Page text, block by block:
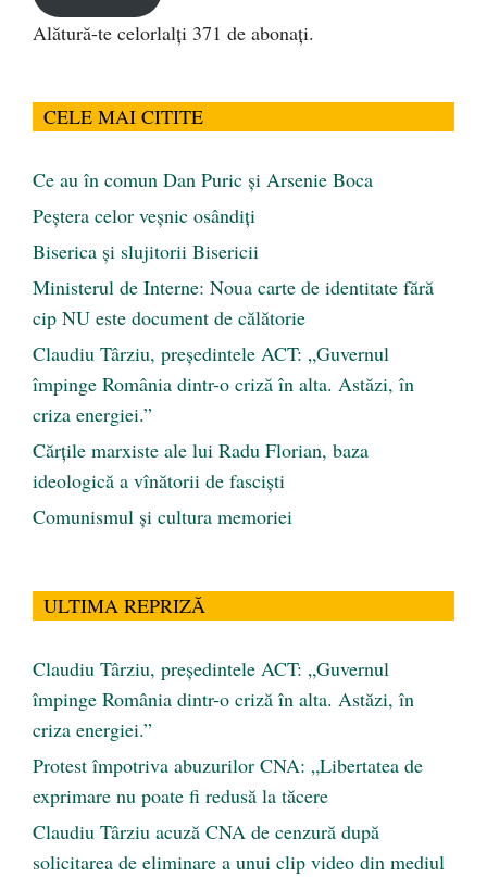
Alătură-te celorlalți 371 de abonați.
CELE MAI CITITE
Ce au în comun Dan Puric şi Arsenie Boca
Peştera celor veşnic osândiţi
Biserica și slujitorii Bisericii
Ministerul de Interne: Noua carte de identitate fără
cip NU este document de călătorie
Claudiu Târziu, președintele ACT: „Guvernul
împinge România dintr-o criză în alta. Astăzi, în
criza energiei.”
Cărţile marxiste ale lui Radu Florian, baza
ideologică a vînătorii de fascişti
Comunismul şi cultura memoriei
ULTIMA REPRIZĂ
Claudiu Târziu, președintele ACT: „Guvernul
împinge România dintr-o criză în alta. Astăzi, în
criza energiei.”
Protest împotriva abuzurilor CNA: „Libertatea de
exprimare nu poate fi redusă la tăcere
Claudiu Târziu acuză CNA de cenzură după
solicitarea de eliminare a unui clip video din mediul